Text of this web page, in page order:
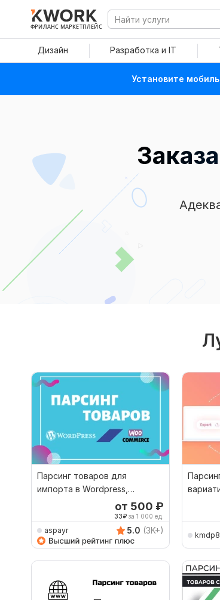
ФРИЛАНС МАРКЕТПЛЕЙС
Дизайн Разработка и IT
Установите
Парсинг товаров для
импорта в Wordpress,
от 500 ₽
33₽ за 1 000 ед.
aspayr 5.0 (3K+)